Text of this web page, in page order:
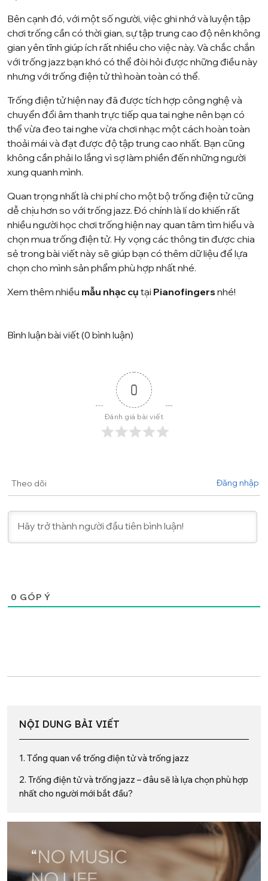
Bên cạnh đó, với một số người, việc ghi nhớ và luyện tập
chơi trống cần có thời gian, sự tập trung cao độ nên không
gian yên tĩnh giúp ích rất nhiều cho việc này. Và chắc chắn
với trống jazz bạn khó có thể đòi hỏi được những điều này
nhưng với trống điện tử thì hoàn toàn có thể.
Trống điện tử hiện nay đã được tích hợp công nghệ và
chuyển đổi âm thanh trực tiếp qua tai nghe nên bạn có
thể vừa đeo tai nghe vừa chơi nhạc một cách hoàn toàn
thoải mái và đạt được độ tập trung cao nhất. Bạn cũng
không cần phải lo lắng vì sợ làm phiền đến những người
xung quanh mình.
Quan trọng nhất là chi phí cho một bộ trống điện tử cũng
dễ chịu hơn so với trống jazz. Đó chính là lí do khiến rất
nhiều người học chơi trống hiện nay quan tâm tìm hiểu và
chọn mua trống điện tử. Hy vọng các thông tin được chia
sẻ trong bài viết này sẽ giúp bạn có thêm dữ liệu để lựa
chọn cho mình sản phẩm phù hợp nhất nhé.
Xem thêm nhiều mẫu nhạc cụ tại Pianofingersnhé!
Bình luận bài viết (0 bình luận)
0
Đánh giá bài viết
Theo dõi Đăng nhập
0 GÓP Ý
NỘI DUNG BÀI VIẾT
1. Tổng quan về trống điện tử và trống jazz
2. Trống điện tử và trống jazz – đâu sẽ là lựa chọn phù hợp
nhất cho người mới bắt đầu?